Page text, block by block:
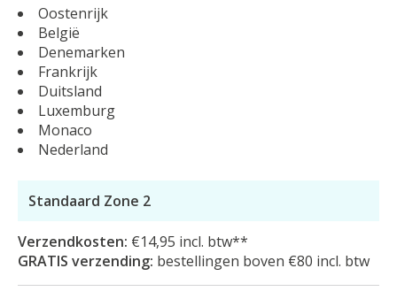
Oostenrijk
België
Denemarken
Frankrijk
Duitsland
Luxemburg
Monaco
Nederland
Standaard Zone 2
Verzendkosten: €14,95 incl. btw**
GRATIS verzending: bestellingen boven €80 incl. btw